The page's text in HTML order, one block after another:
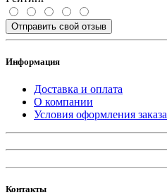
Отправить свой отзыв
Информация
Доставка и оплата
О компании
Условия оформления заказа
Контакты